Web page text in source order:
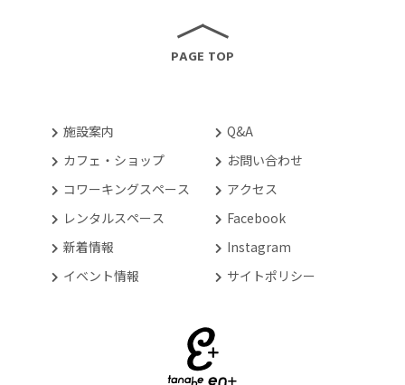
PAGE TOP
施設案内
カフェ・ショップ
コワーキングスペース
レンタルスペース
新着情報
イベント情報
Q&A
お問い合わせ
アクセス
Facebook
Instagram
サイトポリシー